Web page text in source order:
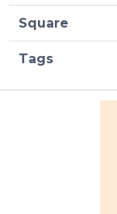
Square
Tags